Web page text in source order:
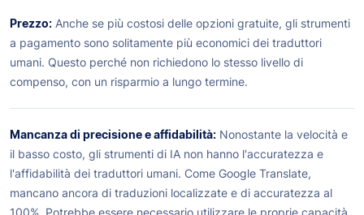
Prezzo: Anche se più costosi delle opzioni gratuite, gli strumenti
a pagamento sono solitamente più economici dei traduttori
umani. Questo perché non richiedono lo stesso livello di
compenso, con un risparmio a lungo termine.
Mancanza di precisione e affidabilità: Nonostante la velocità e
il basso costo, gli strumenti di IA non hanno l'accuratezza e
l'affidabilità dei traduttori umani. Come Google Translate,
mancano ancora di traduzioni localizzate e di accuratezza al